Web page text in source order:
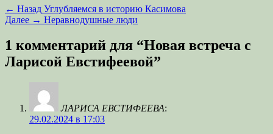
Навигация
по
записям
← Назад Предыдущая
запись:
Углубляемся в историю Касимова
Далее → Следующая
Неравнодушные люди
1 комментарий для “Новая встреча с
Ларисой Евстифеевой”
ЛАРИСА ЕВСТИФЕЕВА:
29.02.2024 в 17:03